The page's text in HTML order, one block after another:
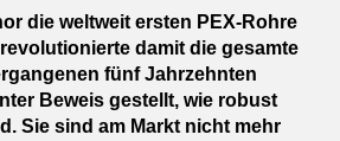
die weltweit ersten PEX-Rohre
damit die gesamte
fünf Jahrzehnten
Beweis gestellt, wie robust
Sie sind am Markt nicht mehr